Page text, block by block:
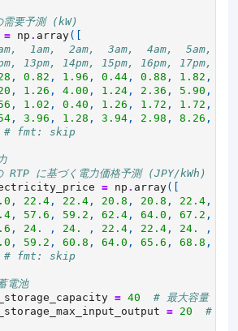
要予測 (kW)
= np . array([
1am,  2am,  3am,  4am,  5am,
13pm, 14pm, 15pm, 16pm, 17pm,
, 0.82 , 1.96 , 0.44 , 0.88 , 1.82 ,
, 1.26 , 4.00 , 1.24 , 2.36 , 5.90 ,
, 1.02 , 0.40 , 1.26 , 1.72 , 1.72 ,
, 3.96 , 1.28 , 3.94 , 2.98 , 8.26 ,
# fmt: skip
RTP に基づく電力価格予測 (JPY/kWh)
= np . array([
, 22.4 , 22.4 , 20.8 , 20.8 , 22.4 ,
, 57.6 , 59.2 , 62.4 , 64.0 , 67.2 ,
, 24. , 24. , 22.4 , 22.4 , 24. ,
, 59.2 , 60.8 , 64.0 , 65.6 , 68.8 ,
# fmt: skip
電池
= 40
# 最大容量
= 20 # 最